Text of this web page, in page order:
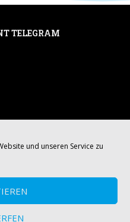
und unseren Service zu
TELEGRAM